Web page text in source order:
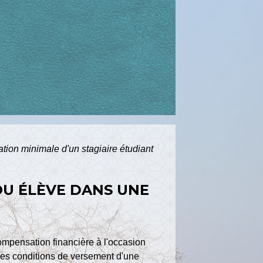
minimale d'un stagiaire étudiant
ÉLÈVE DANS UNE
financière à l'occasion
conditions de versement d'une